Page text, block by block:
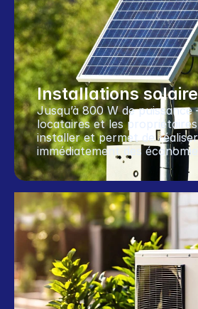
Installations
Jusqu’à 800 W de puissance
locataires et les
installer et permet de réaliser
immédiatement des